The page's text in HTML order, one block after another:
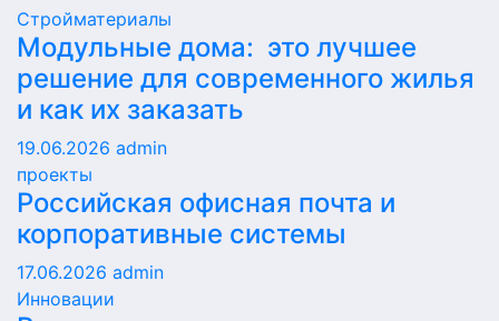
Стройматериалы
Модульные дома: это лучшее
решение для современного жилья
и как их заказать
19.06.2026 admin
проекты
Российская офисная почта и
корпоративные системы
17.06.2026 admin
Инновации